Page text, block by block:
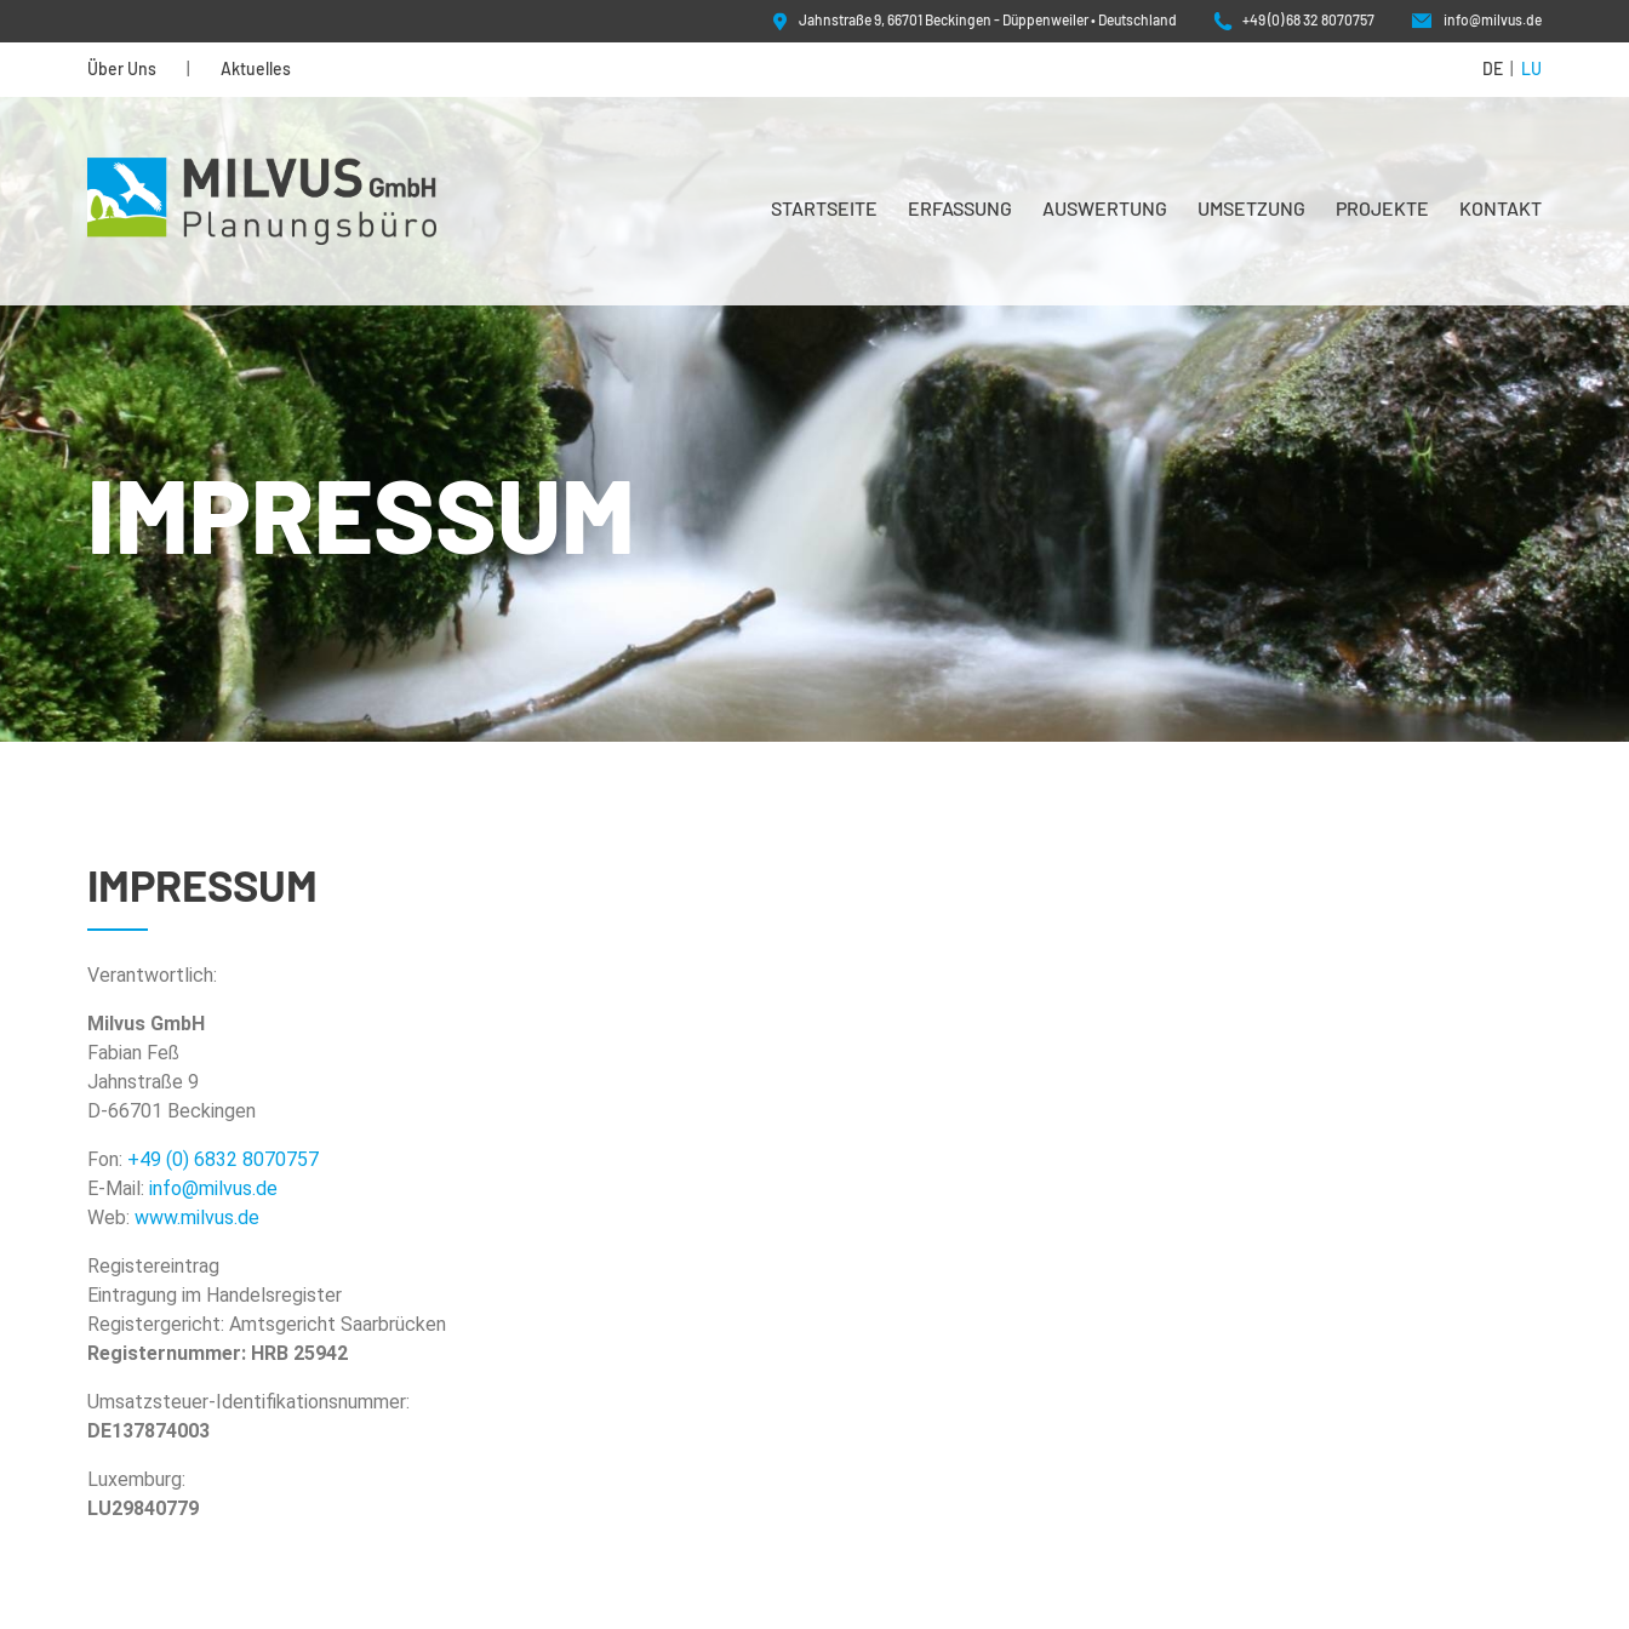
info@milvus.de
+49 (0) 68 32 8070757
Jahnstraße 9, 66701 Beckingen - Düppenweiler • Deutschland
Über Uns Aktuelles DE LU
KONTAKT
PROJEKTE
UMSETZUNG
AUSWERTUNG
ERFASSUNG
STARTSEITE
IMPRESSUM
IMPRESSUM
Verantwortlich:
Milvus GmbH
Fabian Feß
Jahnstraße 9
D-66701 Beckingen
Fon: +49 (0) 6832 8070757
E-Mail: info@milvus.de
Web: www.milvus.de
Registereintrag
Eintragung im Handelsregister
Registergericht: Amtsgericht Saarbrücken
Registernummer: HRB 25942
Umsatzsteuer-Identifikationsnummer:
DE137874003
Luxemburg:
LU29840779